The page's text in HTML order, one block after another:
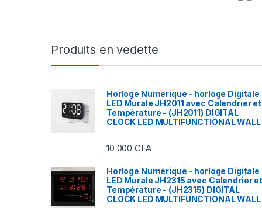
Produits en vedette
Horloge Numérique - horloge Digitale
LED Murale JH2011 avec Calendrier et
Température - (JH2011) DIGITAL
CLOCK LED MULTIFUNCTIONAL WALL
10 000CFA
Horloge Numérique - horloge Digitale
LED Murale JH2315 avec Calendrier et
Température - (JH2315) DIGITAL
CLOCK LED MULTIFUNCTIONAL WALL